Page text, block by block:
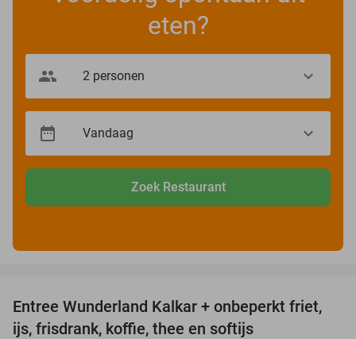
eten?
Zoek Restaurant
32%
Entree Wunderland Kalkar + onbeperkt friet,
ijs, frisdrank, koffie, thee en softijs